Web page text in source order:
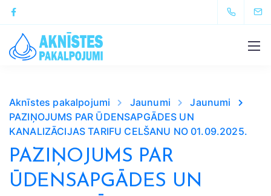
Aknīstes pakalpojumi Jaunumi
Jaunumi
PAZIŅOJUMS PAR ŪDENSAPGĀDES UN
KANALIZĀCIJAS TARIFU CELŠANU NO 01.09.2025.
PAZIŅOJUMS PAR
ŪDENSAPGĀDES UN